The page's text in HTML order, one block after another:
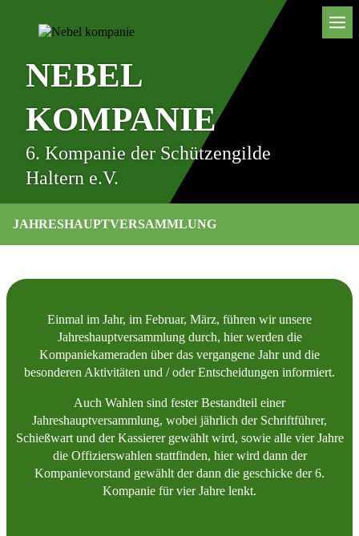
NEBEL
KOMPANIE
6. Kompanie der Schützengilde
Haltern e.V.
JAHRESHAUPTVERSAMMLUNG
Einmal im Jahr, im Februar, März, führen wir unsere
Jahreshauptversammlung durch, hier werden die
Kompaniekameraden über das vergangene Jahr und die
besonderen Aktivitäten und / oder Entscheidungen informiert.
Auch Wahlen sind fester Bestandteil einer
Jahreshauptversammlung, wobei jährlich der Schriftführer,
Schießwart und der Kassierer gewählt wird, sowie alle vier Jahre
die Offizierswahlen stattfinden, hier wird dann der
Kompanievorstand gewählt der dann die geschicke der 6.
Kompanie für vier Jahre lenkt.